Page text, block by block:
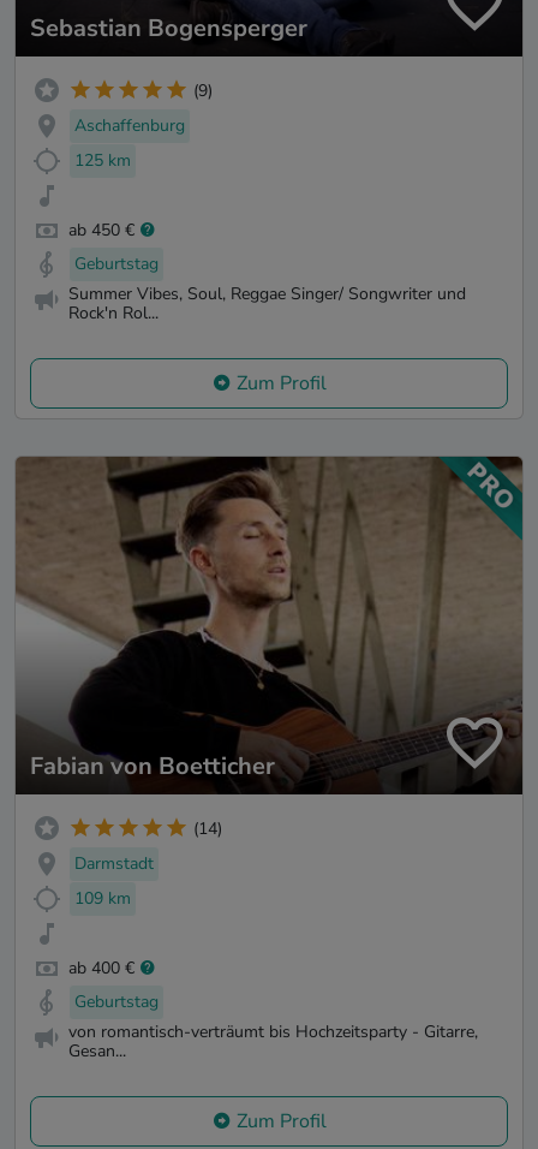
Sebastian Bogensperger
(9)
Aschaffenburg
125 km
ab 450 €
Geburtstag
Summer Vibes, Soul, Reggae Singer/ Songwriter und
Rock'n Rol...
Zum Profil
Fabian von Boetticher
(14)
Darmstadt
109 km
ab 400 €
Geburtstag
von romantisch-verträumt bis Hochzeitsparty - Gitarre,
Gesan...
Zum Profil